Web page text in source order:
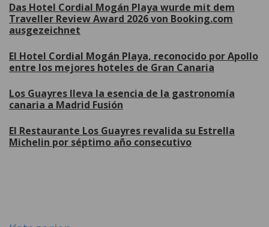
Das Hotel Cordial Mogán Playa wurde mit dem
Traveller Review Award 2026 von Booking.com
ausgezeichnet
El Hotel Cordial Mogán Playa, reconocido por Apollo
entre los mejores hoteles de Gran Canaria
Los Guayres lleva la esencia de la gastronomía
canaria a Madrid Fusión
El Restaurante Los Guayres revalida su Estrella
Michelin por séptimo año consecutivo